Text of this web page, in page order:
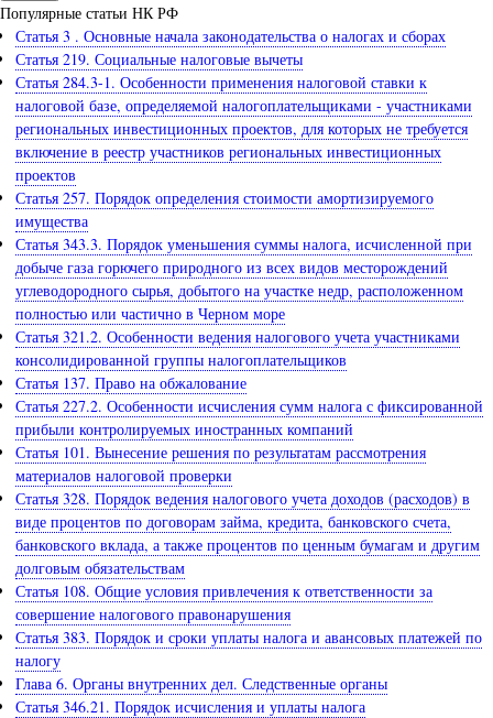
Популярные статьи НК РФ
Статья 3 . Основные начала законодательства о налогах и сборах
Статья 219. Социальные налоговые вычеты
Статья 284.3-1. Особенности применения налоговой ставки к
налоговой базе, определяемой налогоплательщиками - участниками
региональных инвестиционных проектов, для которых не требуется
включение в реестр участников региональных инвестиционных
проектов
Статья 257. Порядок определения стоимости амортизируемого
имущества
Статья 343.3. Порядок уменьшения суммы налога, исчисленной при
добыче газа горючего природного из всех видов месторождений
углеводородного сырья, добытого на участке недр, расположенном
полностью или частично в Черном море
Статья 321.2. Особенности ведения налогового учета участниками
консолидированной группы налогоплательщиков
Статья 137. Право на обжалование
Статья 227.2. Особенности исчисления сумм налога с фиксированной
прибыли контролируемых иностранных компаний
Статья 101. Вынесение решения по результатам рассмотрения
материалов налоговой проверки
Статья 328. Порядок ведения налогового учета доходов (расходов) в
виде процентов по договорам займа, кредита, банковского счета,
банковского вклада, а также процентов по ценным бумагам и другим
долговым обязательствам
Статья 108. Общие условия привлечения к ответственности за
совершение налогового правонарушения
Статья 383. Порядок и сроки уплаты налога и авансовых платежей по
налогу
Глава 6. Органы внутренних дел. Следственные органы
Статья 346.21. Порядок исчисления и уплаты налога